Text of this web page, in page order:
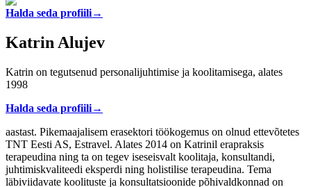
Halda seda profiili→
Katrin Alujev
Katrin on tegutsenud personalijuhtimise ja koolitamisega, alates
1998
Halda seda profiili→
aastast. Pikemaajalisem erasektori töökogemus on olnud ettevõtetes
TNT Eesti AS, Estravel. Alates 2014 on Katrinil erapraksis
terapeudina ning ta on tegev iseseisvalt koolitaja, konsultandi,
juhtimiskvaliteedi eksperdi ning holistilise terapeudina. Tema
läbiviidavate koolituste ja konsultatsioonide põhivaldkonnad on